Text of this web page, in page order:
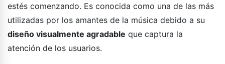
estés comenzando. Es conocida como una de las más
utilizadas por los amantes de la música debido a su
diseño visualmente agradable que captura la
atención de los usuarios.